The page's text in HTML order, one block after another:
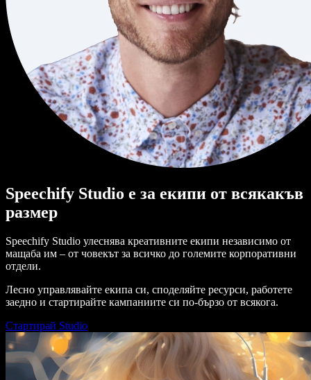
Speechify Studio е за екипи от всякакъв
размер
Speechify Studio улеснява креативните екипи независимо от
мащаба им – от човекът за всичко до големите корпоративни
отдели.
Лесно управлявайте екипа си, споделяйте ресурси, работете
заедно и стартирайте кампаниите си по-бързо от всякога.
Стартирай Studio